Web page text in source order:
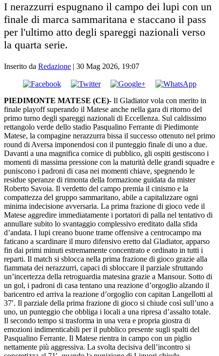
I nerazzurri espugnano il campo dei lupi con un
finale di marca sammaritana e staccano il pass
per l'ultimo atto degli spareggi nazionali verso
la quarta serie.
Inserito da Redazione | 30 Mag 2026, 19:07
PIEDIMONTE MATESE (CE)- Il Gladiator vola con merito in
finale playoff superando il Matese anche nella gara di ritorno del
primo turno degli spareggi nazionali di Eccellenza. Sul caldissimo
rettangolo verde dello stadio Pasqualino Ferrante di Piedimonte
Matese, la compagine nerazzurra bissa il successo ottenuto nel primo
round di Aversa imponendosi con il punteggio finale di uno a due.
Davanti a una magnifica cornice di pubblico, gli ospiti gestiscono i
momenti di massima pressione con la maturità delle grandi squadre e
puniscono i padroni di casa nei momenti chiave, spegnendo le
residue speranze di rimonta della formazione guidata da mister
Roberto Savoia. Il verdetto del campo premia il cinismo e la
compattezza del gruppo sammaritano, abile a capitalizzare ogni
minima indecisione avversaria. La prima frazione di gioco vede il
Matese aggredire immediatamente i portatori di palla nel tentativo di
annullare subito lo svantaggio complessivo ereditato dalla sfida
d’andata. I lupi creano buone trame offensive a centrocampo ma
faticano a scardinare il muro difensivo eretto dal Gladiator, apparso
fin dai primi minuti estremamente concentrato e ordinato in tutti i
reparti. Il match si sblocca nella prima frazione di gioco grazie alla
fiammata dei nerazzurri, capaci di sbloccare il parziale sfruttando
un’incertezza della retroguardia matesina grazie a Mansour. Sotto di
un gol, i padroni di casa tentano una reazione d’orgoglio alzando il
baricentro ed arriva la reazione d’orgoglio con capitan Langellotti al
37′. Il parziale della prima frazione di gioco si chiude così sull’uno a
uno, un punteggio che obbliga i locali a una ripresa d’assalto totale.
Il secondo tempo si trasforma in una vera e propria giostra di
emozioni indimenticabili per il pubblico presente sugli spalti del
Pasqualino Ferrante. Il Matese rientra in campo con un piglio
nettamente più aggressiva. La svolta decisiva dell’incontro si